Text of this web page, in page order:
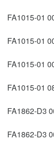
FA1015-01
FA1015-01
FA1015-01
FA1015-01
FA1862-D3
FA1862-D3